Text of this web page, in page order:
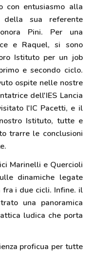
con entusiasmo alla
sua referente
Pini. Per una
e Raquel, si sono
Istituto per un job
e secondo ciclo.
ospite nelle nostre
dell'IES Lancia
l'IC Pacetti, e il
Istituto, tutte e
trarre le conclusioni
Marinelli e Quercioli
dinamiche legate
i due cicli. Infine. il
una panoramica
ludica che porta
proficua per tutte